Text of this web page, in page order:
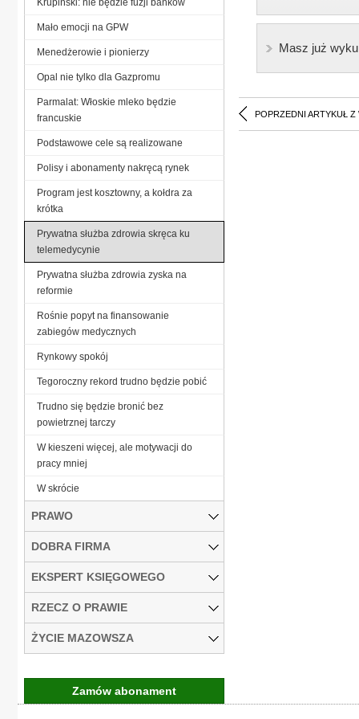
Masz już
POPRZEDNI ARTYKUŁ Z
Mało emocji na GPW
Menedżerowie i pionierzy
Opal nie tylko dla Gazpromu
Parmalat: Włoskie mleko będzie
francuskie
Podstawowe cele są realizowane
Polisy i abonamenty nakręcą rynek
Program jest kosztowny, a kołdra za
krótka
Prywatna służba zdrowia skręca ku
telemedycynie
Prywatna służba zdrowia zyska na
reformie
Rośnie popyt na finansowanie
zabiegów medycznych
Rynkowy spokój
Tegoroczny rekord trudno będzie pobić
Trudno się będzie bronić bez
powietrznej tarczy
W kieszeni więcej, ale motywacji do
pracy mniej
W skrócie
PRAWO
DOBRA FIRMA
EKSPERT KSIĘGOWEGO
RZECZ O PRAWIE
ŻYCIE MAZOWSZA
Zamów abonament